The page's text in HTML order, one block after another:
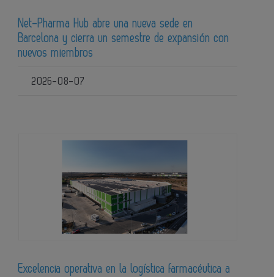
Net-Pharma Hub abre una nueva sede en
Barcelona y cierra un semestre de expansión con
nuevos miembros
2026-08-07
Excelencia operativa en la logística farmacéutica a